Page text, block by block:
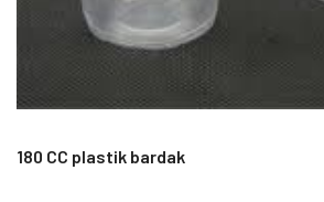
180 CC plastik bardak